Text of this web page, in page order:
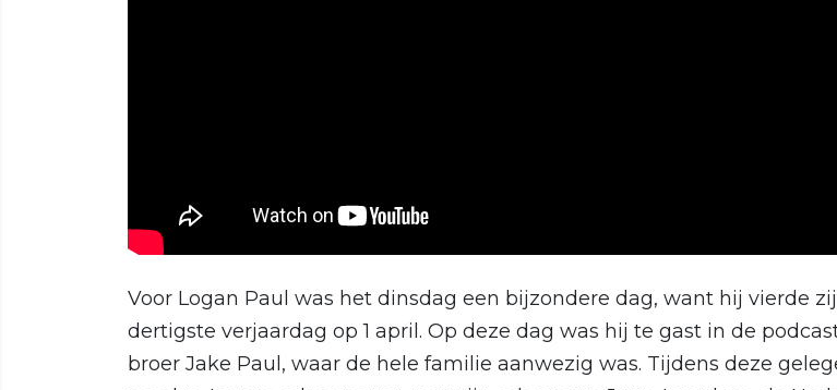
Voor Logan Paul was het dinsdag een bijzondere dag, want hij vierde
dertigste verjaardag op 1 april. Op deze dag was hij te gast in de
broer Jake Paul, waar de hele familie aanwezig was. Tijdens deze